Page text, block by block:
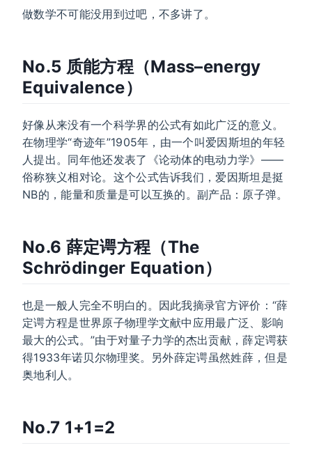
做数学不可能没用到过吧，不多讲了。
No.5 质能方程（Mass–energy
Equivalence）
好像从来没有一个科学界的公式有如此广泛的意义。
在物理学“奇迹年”1905年，由一个叫爱因斯坦的年轻
人提出。同年他还发表了《论动体的电动力学》——
俗称狭义相对论。这个公式告诉我们，爱因斯坦是挺
NB的，能量和质量是可以互换的。副产品：原子弹。
No.6 薛定谔方程（The
Schrödinger Equation）
也是一般人完全不明白的。因此我摘录官方评价：“薛
定谔方程是世界原子物理学文献中应用最广泛、影响
最大的公式。”由于对量子力学的杰出贡献，薛定谔获
得1933年诺贝尔物理奖。另外薛定谔虽然姓薛，但是
奥地利人。
No.7 1+1=2